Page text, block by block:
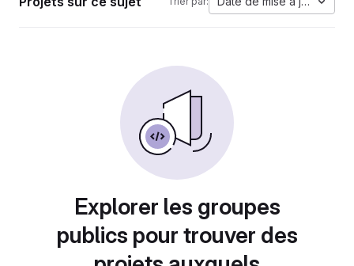
Explorer les groupes
publics pour trouver des